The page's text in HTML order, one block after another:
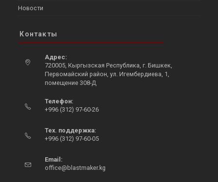
Новости
Контакты
Адрес:
720005, Кыргызская Республика, г. Бишкек,
Первомайский район, ул. Игембердиева, 1,
помещение 308-Д
in
a
tab
Телефон:
+996 (312) 97-60-26
in
your
Тех. поддержка:
+996 (312) 97-60-05
in
your
Email:
office@blastmaker.kg